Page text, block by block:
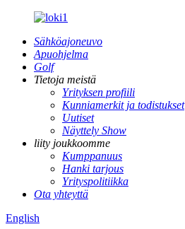
Sähköajoneuvo
Apuohjelma
Golf
Tietoja meistä
Yrityksen profiili
Kunniamerkit ja todistukset
Uutiset
Näyttely Show
liity joukkoomme
Kumppanuus
Hanki tarjous
Yrityspolitiikka
Ota yhteyttä
English